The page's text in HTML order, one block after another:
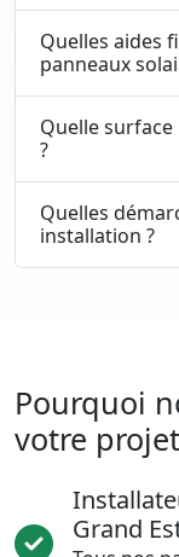
Quelles aides
panneaux
Quelle
?
Quelles
installation ?
Pourquoi
votre
Grand